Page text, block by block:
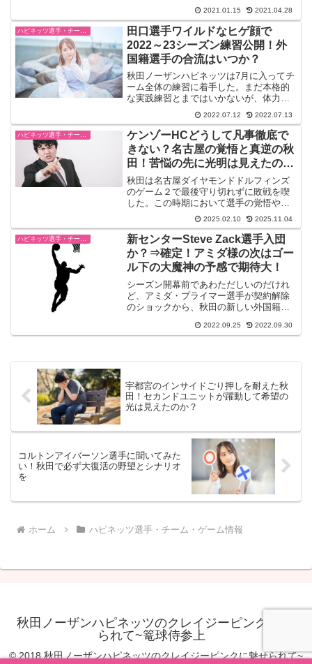
した。うーん、２時間ってすごいですよ
ね？雪かきは体力も使うけれど、頭もつ
かます。除雪の方向や将来を考...
2021.01.15 2021.04.28
田口選手ワイルドなヒゲ顔で
2022～23シーズン練習公開！外
国籍選手の合流はいつか？
秋田ノーザンハピネッツは7月に入ってチ
ーム全体の練習に着手した。まだ本格的
な実践練習とまではいかないが、体力つ
くり、筋トレ等で体を入念に鍛えに入っ
た。このバスケットに必要な筋肉を効率
よく鍛え、ケガに強い体を目指す。保岡
選手、古川選手、外国籍...
2022.07.12 2022.07.13
ハピネッツ選手・チーム・ゲーム情報
ケンゾーHCどうして凡事徹底で
きない？名古屋の覚悟と真逆の秋
田！苦悩の先に光明は見えたの
か？
秋田は名古屋ダイヤモンドドルフィンズ
のゲーム２で最後守り切れずに敗戦を喫
した。この時期において選手の覚悟やパ
フォーマンスに疑問を呈したケンゾーHC
が心境を吐露した。選手はCSへ行く気が
あるのか？前半、今村選手と斎藤選手の
ところで、やられた部...
2025.02.10 2025.11.04
ハピネッツ選手・チーム・ゲーム情報
新センターSteve Zack選手入団
か？⇒確定！アミダ様の次はゴー
ル下の大魔神の予感で期待大！
シーズン開幕前であわただしいのだけれ
ど、アミダ・プライマー選手が契約解除
のショックから、秋田の新しい外国籍選
ン・ザック選入団の噂をキャッチした。
2022.09.25 2022.09.30
宇都宮のインサイドごり押しを耐えた秋
田！セカンドユニットが躍動して希望の
光は見えたのか？
コルトンアイバーソン選手に聞いてみた
い！秋田で必ず大復活の野望とシナリオ
を
ホーム ハピネッツ選手・チーム・ゲーム情報
秋田ノーザンハピネッツのクレイジーピンクに魅せ
られて~篭球侍参上
© 2018 秋田ノーザンハピネッツのクレイジーピンクに魅せられて~